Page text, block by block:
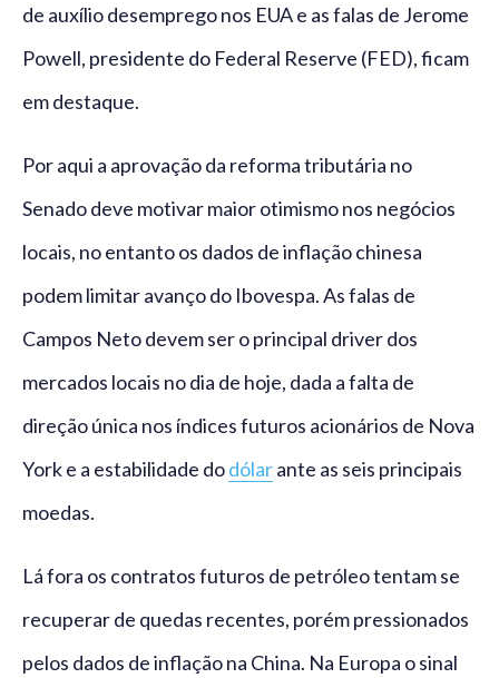
de auxílio desemprego nos EUA e as falas de Jerome
Powell, presidente do Federal Reserve (FED), ficam
em destaque.
Por aqui a aprovação da reforma tributária no
Senado deve motivar maior otimismo nos negócios
locais, no entanto os dados de inflação chinesa
podem limitar avanço do Ibovespa. As falas de
Campos Neto devem ser o principal driver dos
mercados locais no dia de hoje, dada a falta de
direção única nos índices futuros acionários de Nova
York e a estabilidade dodólarante as seis principais
moedas.
Lá fora os contratos futuros de petróleo tentam se
recuperar de quedas recentes, porém pressionados
pelos dados de inflação na China. Na Europa o sinal